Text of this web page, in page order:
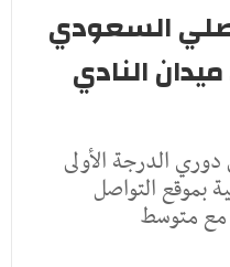
السعودي
النادي
دوري الدرجة الأولى
بموقع التواصل
مع متوسط